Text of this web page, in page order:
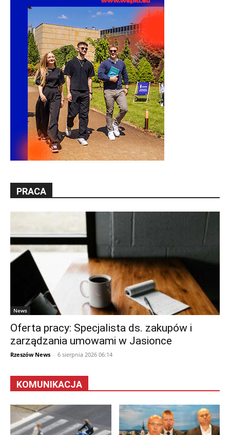
PRACA
News
Oferta pracy: Specjalista ds. zakupów i
zarządzania umowami w Jasionce
Rzeszów News - 6 sierpnia 2026 06:14
KOMUNIKACJA